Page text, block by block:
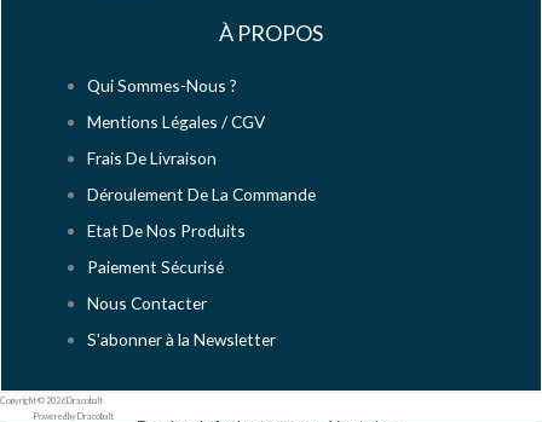
À PROPOS
Qui Sommes-Nous ?
Mentions Légales / CGV
Frais De Livraison
Déroulement De La Commande
Etat De Nos Produits
Paiement Sécurisé
Nous Contacter
S'abonner à la Newsletter
Copyright © 2026 Dracobalt
Powered by Dracobalt